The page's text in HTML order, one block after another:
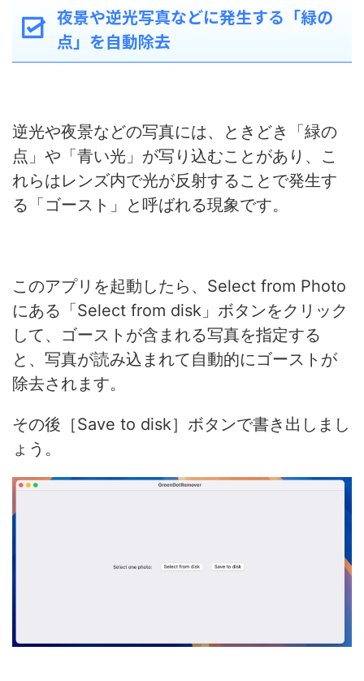
夜景や逆光写真などに発生する「緑の
点」を自動除去
逆光や夜景などの写真には、ときどき「緑の
点」や「青い光」が写り込むことがあり、こ
れらはレンズ内で光が反射することで発生す
る「ゴースト」と呼ばれる現象です。
このアプリを起動したら、Select from Photo
にある「Select from disk」ボタンをクリック
して、ゴーストが含まれる写真を指定する
と、写真が読み込まれて自動的にゴーストが
除去されます。
その後［Save to disk］ボタンで書き出しまし
ょう。